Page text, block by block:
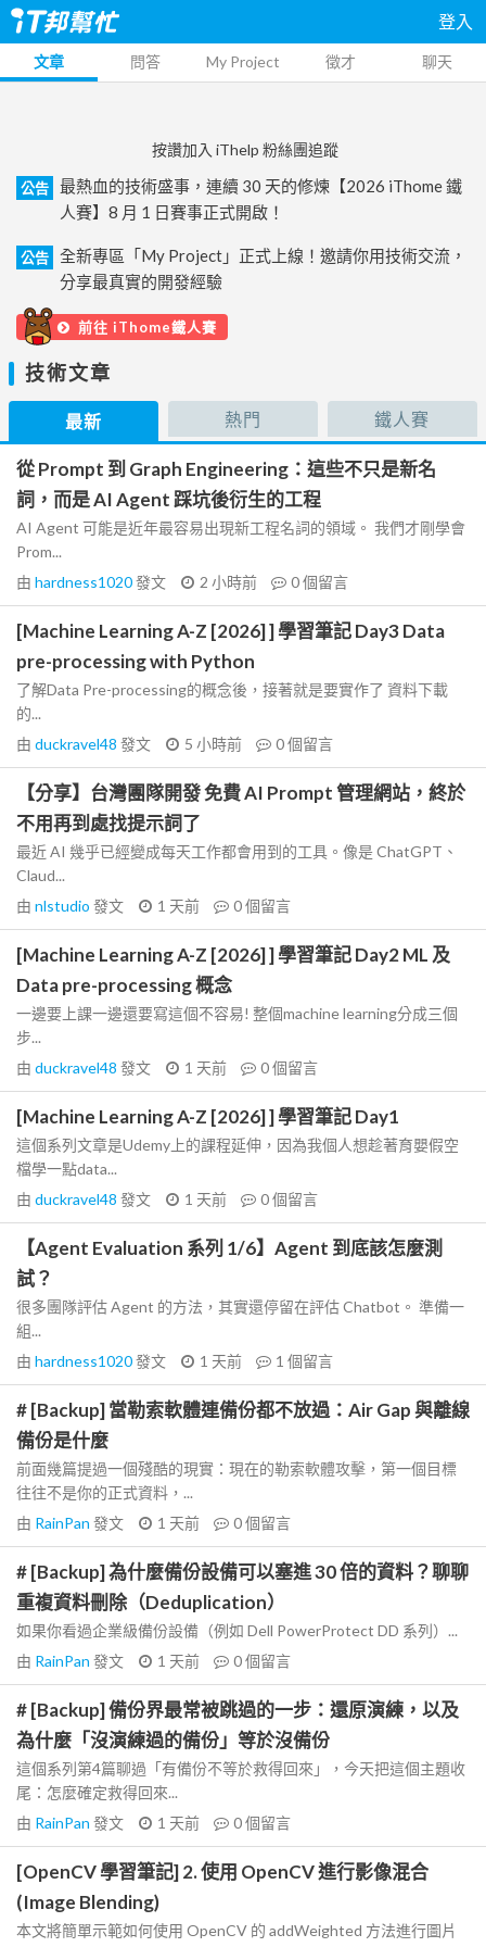
登入
文章 問答 My Project 徵才 聊天
按讚加入 iThelp 粉絲團追蹤
公告
最熱血的技術盛事，連續 30 天的修煉【2026 iThome 鐵
人賽】8 月 1 日賽事正式開啟！
公告
全新專區「My Project」正式上線！邀請你用技術交流，
分享最真實的開發經驗
前往 iThome鐵人賽
技術文章
最新 熱門 鐵人賽
從 Prompt 到 Graph Engineering：這些不只是新名
詞，而是 AI Agent 踩坑後衍生的工程
AI Agent 可能是近年最容易出現新工程名詞的領域。 我們才剛學會
Prom...
由 hardness1020發文 2 小時前 0個留言
[Machine Learning A-Z [2026] ] 學習筆記 Day3 Data
pre-processing with Python
了解Data Pre-processing的概念後，接著就是要實作了 資料下載
的...
由 duckravel48 發文 5 小時前 0個留言
【分享】台灣團隊開發 免費 AI Prompt 管理網站，終於
不用再到處找提示詞了
最近 AI 幾乎已經變成每天工作都會用到的工具。像是 ChatGPT、
Claud...
由 nlstudio 發文 1 天前 0個留言
[Machine Learning A-Z [2026] ] 學習筆記 Day2 ML 及
Data pre-processing 概念
一邊要上課一邊還要寫這個不容易! 整個machine learning分成三個
步...
由 duckravel48 發文 1 天前 0個留言
[Machine Learning A-Z [2026] ] 學習筆記 Day1
這個系列文章是Udemy上的課程延伸，因為我個人想趁著育嬰假空
檔學一點data...
由 duckravel48 發文 1 天前 0個留言
【Agent Evaluation 系列 1/6】Agent 到底該怎麼測
試？
很多團隊評估 Agent 的方法，其實還停留在評估 Chatbot。 準備一
組...
由 hardness1020發文 1 天前 1 個留言
# [Backup] 當勒索軟體連備份都不放過：Air Gap 與離線
備份是什麼
前面幾篇提過一個殘酷的現實：現在的勒索軟體攻擊，第一個目標
往往不是你的正式資料，...
由 RainPan 發文 1 天前 0個留言
# [Backup] 為什麼備份設備可以塞進 30 倍的資料？聊聊
重複資料刪除（Deduplication）
如果你看過企業級備份設備（例如 Dell PowerProtect DD 系列）...
由 RainPan 發文 1 天前 0個留言
# [Backup] 備份界最常被跳過的一步：還原演練，以及
為什麼「沒演練過的備份」等於沒備份
這個系列第4篇聊過「有備份不等於救得回來」，今天把這個主題收
尾：怎麼確定救得回來...
由 RainPan 發文 1 天前 0個留言
[OpenCV 學習筆記] 2. 使用 OpenCV 進行影像混合
(Image Blending)
本文將簡單示範如何使用 OpenCV 的 addWeighted 方法進行圖片